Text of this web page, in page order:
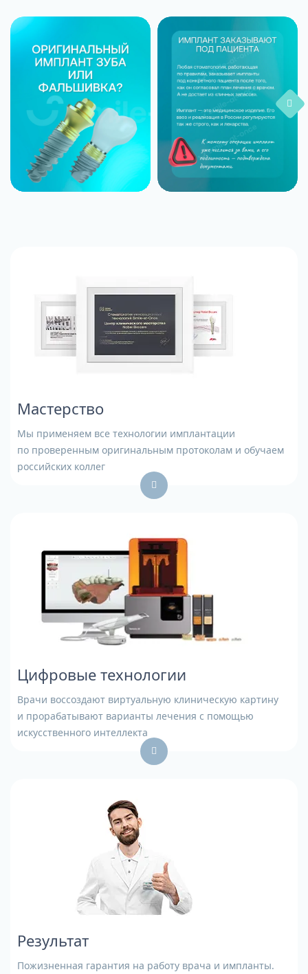
Мастерство
Мы применяем все технологии имплантации
по проверенным оригинальным протоколам и обучаем
российских коллег
Цифровые технологии
Врачи воссоздают виртуальную клиническую картину
и прорабатывают варианты лечения с помощью
искусственного интеллекта
Результат
Пожизненная гарантия на работу врача и импланты.